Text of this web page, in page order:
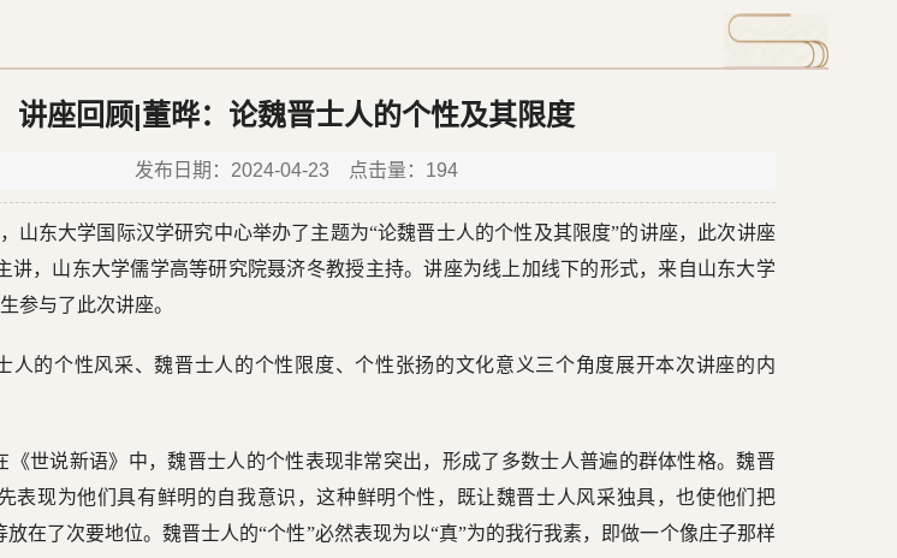
讲座回顾|董晔：论魏晋士人的个性及其限度
发布日期：2024-04-23 点击量： 194
山东大学国际汉学研究中心举办了主题为“论魏晋士人的个性及其限度”的讲座，此次讲座
讲，山东大学儒学高等研究院聂济冬教授主持。讲座为线上加线下的形式，来自山东大学
参与了此次讲座。
人的个性风采、魏晋士人的个性限度、个性张扬的文化意义三个角度展开本次讲座的内
《世说新语》中，魏晋士人的个性表现非常突出，形成了多数士人普遍的群体性格。魏晋
表现为他们具有鲜明的自我意识，这种鲜明个性，既让魏晋士人风采独具，也使他们把
放在了次要地位。魏晋士人的“个性”必然表现为以“真”为的我行我素，即做一个像庄子那样